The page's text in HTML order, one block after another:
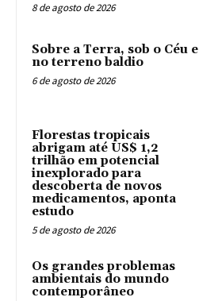
8 de agosto de 2026
Sobre a Terra, sob o Céu e
no terreno baldio
6 de agosto de 2026
Florestas tropicais
abrigam até US$ 1,2
trilhão em potencial
inexplorado para
descoberta de novos
medicamentos, aponta
estudo
5 de agosto de 2026
Os grandes problemas
ambientais do mundo
contemporâneo